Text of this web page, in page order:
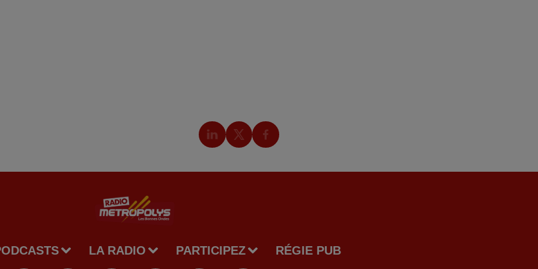
LA RADIO PARTICIPEZ RÉGIE PUB